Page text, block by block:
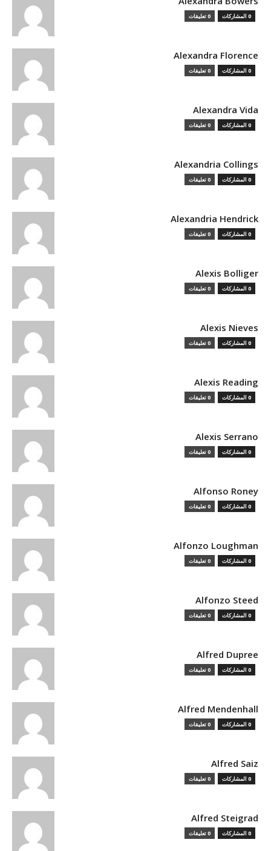
0 المشاركات 0 تعليقات
Alexandra Florence
0 المشاركات 0 تعليقات
Alexandra Vida
0 المشاركات 0 تعليقات
Alexandria Collings
0 المشاركات 0 تعليقات
Alexandria Hendrick
0 المشاركات 0 تعليقات
Alexis Bolliger
0 المشاركات 0 تعليقات
Alexis Nieves
0 المشاركات 0 تعليقات
Alexis Reading
0 المشاركات 0 تعليقات
Alexis Serrano
0 المشاركات 0 تعليقات
Alfonso Roney
0 المشاركات 0 تعليقات
Alfonzo Loughman
0 المشاركات 0 تعليقات
Alfonzo Steed
0 المشاركات 0 تعليقات
Alfred Dupree
0 المشاركات 0 تعليقات
Alfred Mendenhall
0 المشاركات 0 تعليقات
Alfred Saiz
0 المشاركات 0 تعليقات
Alfred Steigrad
0 المشاركات 0 تعليقات